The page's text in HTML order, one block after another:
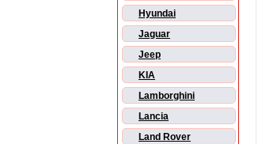
Hyundai
Jaguar
Jeep
KIA
Lamborghini
Lancia
Land Rover